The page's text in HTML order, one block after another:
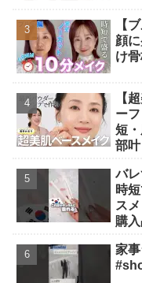
【
顔
け
【
ー
短
部
方”
ゃ
バ
時
ス
購
家